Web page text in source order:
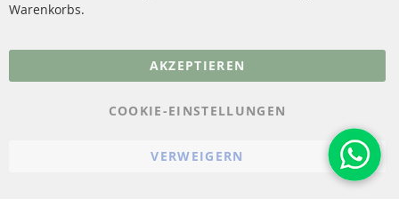
Warenkorbs.
AKZEPTIEREN
COOKIE-EINSTELLUNGEN
VERWEIGERN